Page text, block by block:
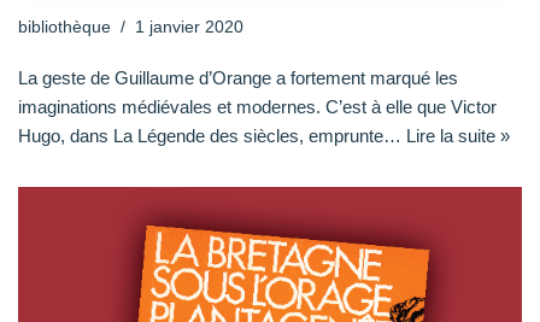
bibliothèque 1 janvier 2020
La geste de Guillaume d’Orange a fortement marqué les
imaginations médiévales et modernes. C’est à elle que Victor
Hugo, dans La Légende des siècles, emprunte… Lire la suite »